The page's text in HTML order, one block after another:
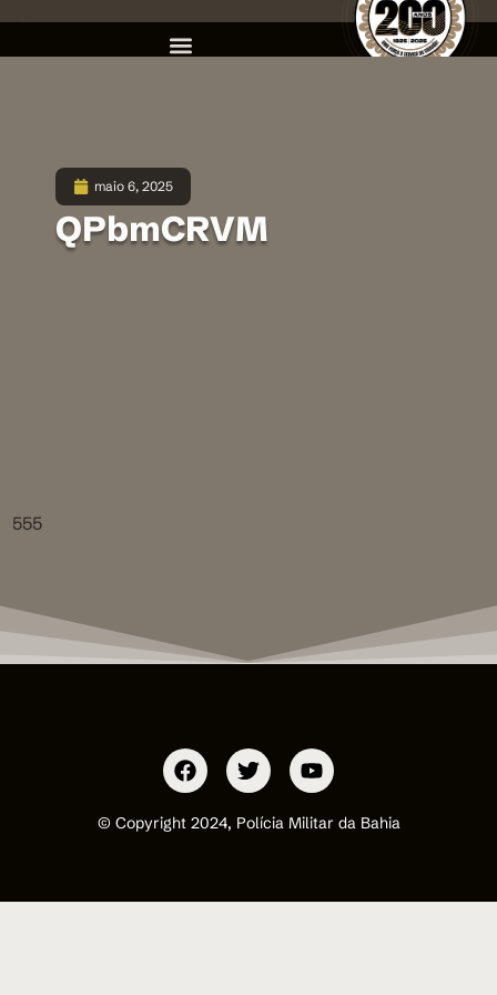
maio 6, 2025
QPbmCRVM
555
© Copyright 2024, Polícia Militar da Bahia